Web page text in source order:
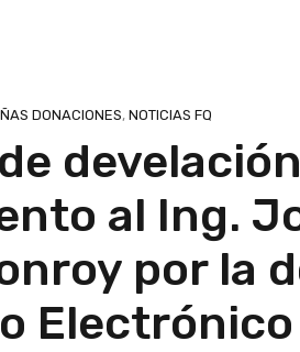
DONACIONES, NOTICIAS FQ
al Ing.
por la